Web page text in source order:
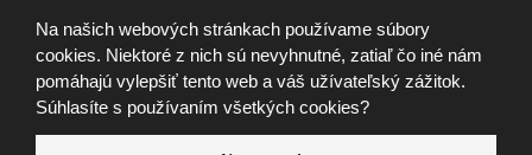
Na našich webových stránkach používame súbory
cookies. Niektoré z nich sú nevyhnutné, zatiaľ čo iné nám
pomáhajú vylepšiť tento web a váš užívateľský zážitok.
Súhlasíte s používaním všetkých cookies?
podmienkyspoločnosti Google.
e
B
R